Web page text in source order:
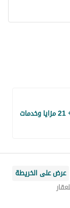
عرض على الخريطة